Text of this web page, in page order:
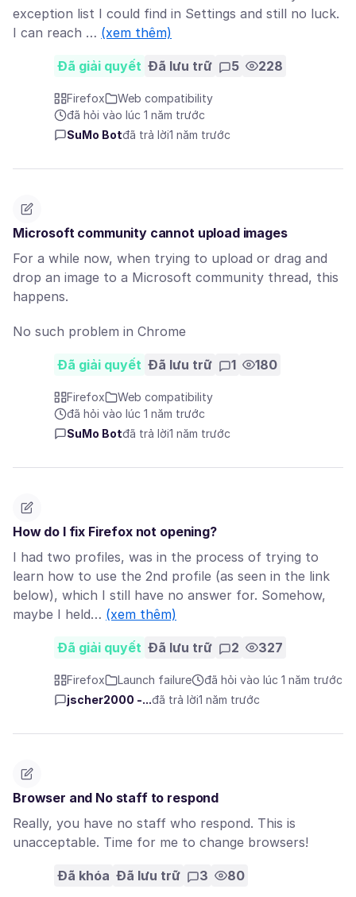
exception list I could find in Settings and still no luck.
I can reach … (xem thêm)
Đã giải quyết Đã lưu trữ 5 228
Firefox
Web compatibility
đã hỏi vào lúc 1 năm trước
SuMo Botđã trả lời1 năm trước
Microsoft community cannot upload images
For a while now, when trying to upload or drag and
drop an image to a Microsoft community thread, this
happens.
No such problem in Chrome
Đã giải quyết Đã lưu trữ 1 180
Firefox
Web compatibility
đã hỏi vào lúc 1 năm trước
SuMo Botđã trả lời1 năm trước
How do I fix Firefox not opening?
I had two profiles, was in the process of trying to
learn how to use the 2nd profile (as seen in the link
below), which I still have no answer for. Somehow,
maybe I held… (xem thêm)
Đã giải quyết Đã lưu trữ 2 327
Firefox Launch failure
đã hỏi vào lúc 1 năm trước
jscher2000 -...đã trả lời1 năm trước
Browser and No staff to respond
Really, you have no staff who respond. This is
unacceptable. Time for me to change browsers!
Đã khóa Đã lưu trữ 3 80